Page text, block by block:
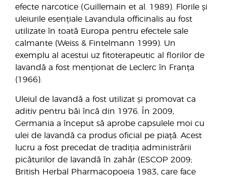
efecte narcotice (Guillemain et al. 1989). Florile și
uleiurile esențiale Lavandula officinalis au fost
utilizate în toată Europa pentru efectele sale
calmante (Weiss & Fintelmann 1999). Un
exemplu al acestui uz fitoterapeutic al florilor de
lavandă a fost menționat de Leclerc în Franța
(1966).
Uleiul de lavandă a fost utilizat și promovat ca
aditiv pentru băi încă din 1976. În 2009,
Germania a început să aprobe capsulele moi cu
ulei de lavandă ca produs oficial pe piață. Acest
lucru a fost precedat de tradiția administrării
picăturilor de lavandă în zahăr (ESCOP 2009;
British Herbal Pharmacopoeia 1983, care face